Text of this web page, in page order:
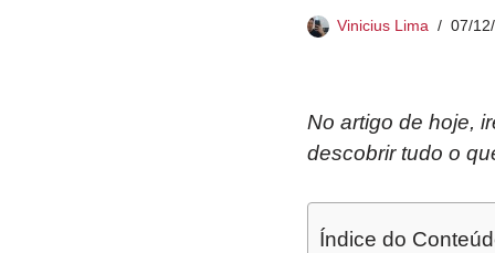
Vinicius Lima 07/
No artigo de hoje,
descobrir tudo o
Índice do